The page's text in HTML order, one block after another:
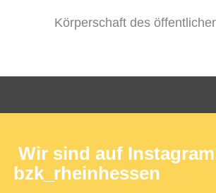
Körperschaft des
Wir sind auf
bzk_rheinhessen